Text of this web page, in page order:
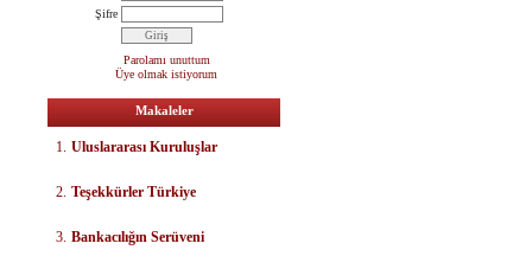
Şifre
Parolamı unuttum
Üye olmak istiyorum
Makaleler
1. Uluslararası Kuruluşlar
2. Teşekkürler Türkiye
3. Bankacılığın Serüveni